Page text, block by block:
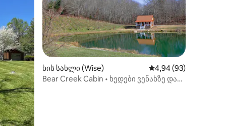
ხის სახლი (Wise) საშუალო შეფასებაა
4,94 (93)
Bear Creek Cabin • ხედები ვენახზე და